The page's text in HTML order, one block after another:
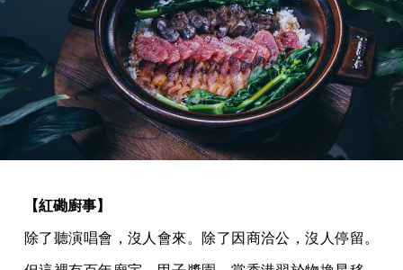
【紅磡廚事】
除了聽演唱會，沒人會來。除了因商洽公，沒人停留。